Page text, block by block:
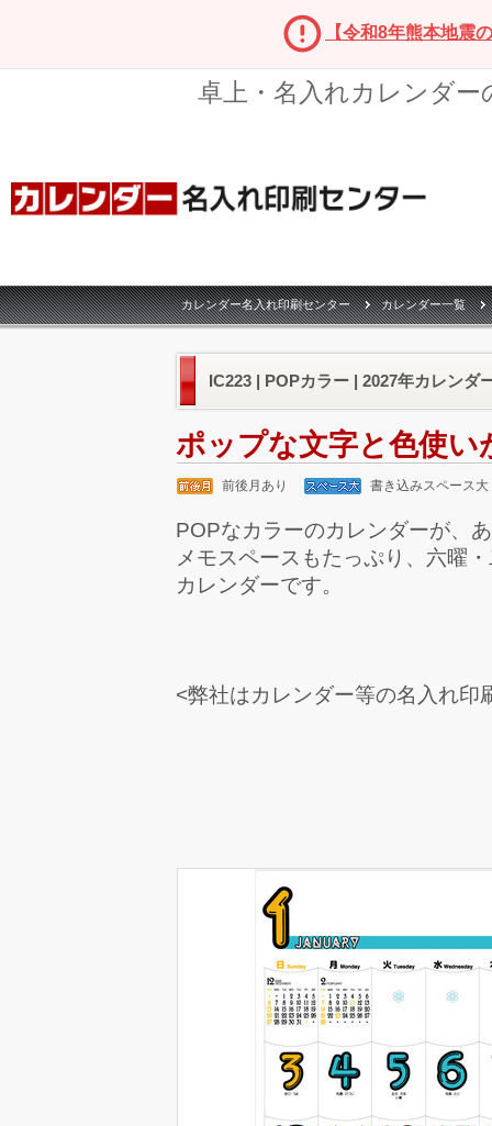
【令和8年熊本地震
卓上・名入れカレンダ
カレンダー名入れ印刷センター カレンダー一覧
IC223 | POPカラー | 2027年カレンダ
ポップな文字と色使い
前後月あり 書き込みスペース大
POPなカラーのカレンダーが、
メモスペースもたっぷり、六曜
カレンダーです。
<弊社はカレンダー等の名入れ印